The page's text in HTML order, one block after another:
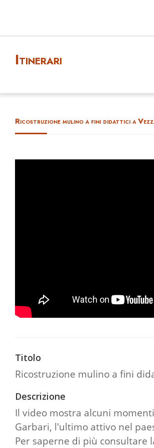
Itinerari
Ricostruzione mulino a fini didattici a
Titolo
Ricostruzione mulino a fini
Descrizione
Il video mostra alcuni
Garbari, l'ultimo attivo nel
Per saperne di più consultare